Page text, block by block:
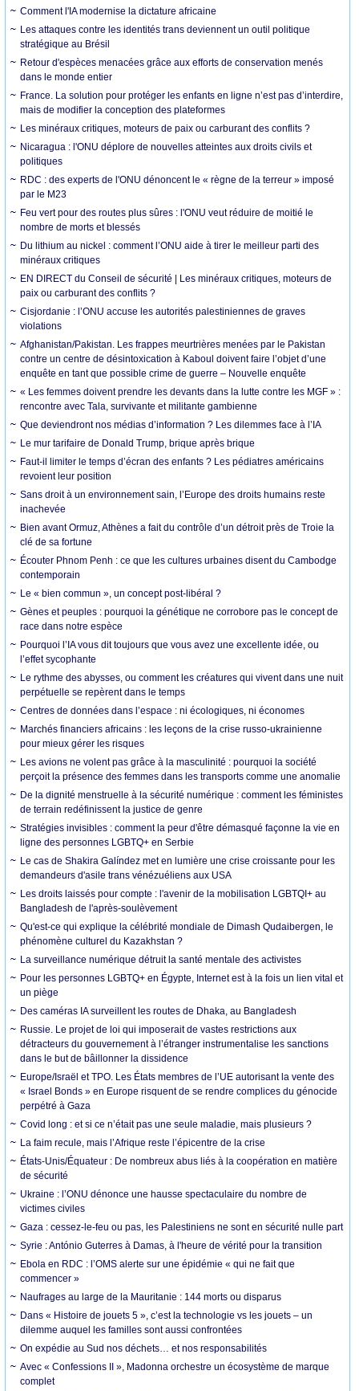
Comment l'IA modernise la dictature africaine
Les attaques contre les identités trans deviennent un outil politique
stratégique au Brésil
Retour d'espèces menacées grâce aux efforts de conservation menés
dans le monde entier
France. La solution pour protéger les enfants en ligne n’est pas d’interdire,
mais de modifier la conception des plateformes
Les minéraux critiques, moteurs de paix ou carburant des conflits ?
Nicaragua : l'ONU déplore de nouvelles atteintes aux droits civils et
politiques
RDC : des experts de l'ONU dénoncent le « règne de la terreur » imposé
par le M23
Feu vert pour des routes plus sûres : l'ONU veut réduire de moitié le
nombre de morts et blessés
Du lithium au nickel : comment l’ONU aide à tirer le meilleur parti des
minéraux critiques
EN DIRECT du Conseil de sécurité | Les minéraux critiques, moteurs de
paix ou carburant des conflits ?
Cisjordanie : l’ONU accuse les autorités palestiniennes de graves
violations
Afghanistan/Pakistan. Les frappes meurtrières menées par le Pakistan
contre un centre de désintoxication à Kaboul doivent faire l’objet d’une
enquête en tant que possible crime de guerre – Nouvelle enquête
« Les femmes doivent prendre les devants dans la lutte contre les MGF » :
rencontre avec Tala, survivante et militante gambienne
Que deviendront nos médias d’information ? Les dilemmes face à l’IA
Le mur tarifaire de Donald Trump, brique après brique
Faut-il limiter le temps d’écran des enfants ? Les pédiatres américains
revoient leur position
Sans droit à un environnement sain, l’Europe des droits humains reste
inachevée
Bien avant Ormuz, Athènes a fait du contrôle d’un détroit près de Troie la
clé de sa fortune
Écouter Phnom Penh : ce que les cultures urbaines disent du Cambodge
contemporain
Le « bien commun », un concept post-libéral ?
Gènes et peuples : pourquoi la génétique ne corrobore pas le concept de
race dans notre espèce
Pourquoi l’IA vous dit toujours que vous avez une excellente idée, ou
l’effet sycophante
Le rythme des abysses, ou comment les créatures qui vivent dans une nuit
perpétuelle se repèrent dans le temps
Centres de données dans l’espace : ni écologiques, ni économes
Marchés financiers africains : les leçons de la crise russo-ukrainienne
pour mieux gérer les risques
Les avions ne volent pas grâce à la masculinité : pourquoi la société
perçoit la présence des femmes dans les transports comme une anomalie
De la dignité menstruelle à la sécurité numérique : comment les féministes
de terrain redéfinissent la justice de genre
Stratégies invisibles : comment la peur d'être démasqué façonne la vie en
ligne des personnes LGBTQ+ en Serbie
Le cas de Shakira Galíndez met en lumière une crise croissante pour les
demandeurs d'asile trans vénézuéliens aux USA
Les droits laissés pour compte : l'avenir de la mobilisation LGBTQI+ au
Bangladesh de l'après-soulèvement
Qu'est-ce qui explique la célébrité mondiale de Dimash Qudaibergen, le
phénomène culturel du Kazakhstan ?
La surveillance numérique détruit la santé mentale des activistes
Pour les personnes LGBTQ+ en Égypte, Internet est à la fois un lien vital et
un piège
Des caméras IA surveillent les routes de Dhaka, au Bangladesh
Russie. Le projet de loi qui imposerait de vastes restrictions aux
détracteurs du gouvernement à l’étranger instrumentalise les sanctions
dans le but de bâillonner la dissidence
Europe/Israël et TPO. Les États membres de l’UE autorisant la vente des
« Israel Bonds » en Europe risquent de se rendre complices du génocide
perpétré à Gaza
Covid long : et si ce n’était pas une seule maladie, mais plusieurs ?
La faim recule, mais l’Afrique reste l’épicentre de la crise
États-Unis/Équateur : De nombreux abus liés à la coopération en matière
de sécurité
Ukraine : l’ONU dénonce une hausse spectaculaire du nombre de
victimes civiles
Gaza : cessez-le-feu ou pas, les Palestiniens ne sont en sécurité nulle part
Syrie : António Guterres à Damas, à l'heure de vérité pour la transition
Ebola en RDC : l’OMS alerte sur une épidémie « qui ne fait que
commencer »
Naufrages au large de la Mauritanie : 144 morts ou disparus
Dans « Histoire de jouets 5 », c’est la technologie vs les jouets – un
dilemme auquel les familles sont aussi confrontées
On expédie au Sud nos déchets… et nos responsabilités
Avec « Confessions II », Madonna orchestre un écosystème de marque
complet